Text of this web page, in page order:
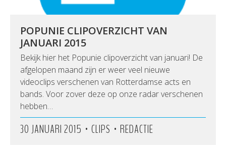
POPUNIE CLIPOVERZICHT VAN
JANUARI 2015
Bekijk hier het Popunie clipoverzicht van januari! De
afgelopen maand zijn er weer veel nieuwe
videoclips verschenen van Rotterdamse acts en
bands. Voor zover deze op onze radar verschenen
hebben…
30 JANUARI 2015 • CLIPS • REDACTIE